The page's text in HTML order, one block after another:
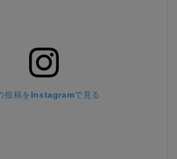
投稿をInstagramで見る